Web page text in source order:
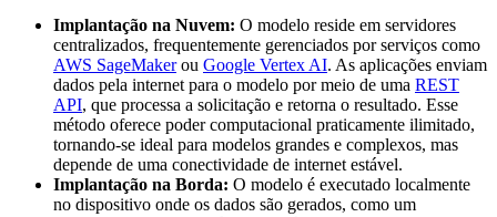
Implantação na Nuvem: O modelo reside em servidores
centralizados, frequentemente gerenciados por serviços como
AWS SageMakerou Google Vertex AI. As aplicações enviam
dados pela internet para o modelo por meio de uma REST
API, que processa a solicitação e retorna o resultado. Esse
método oferece poder computacional praticamente ilimitado,
tornando-se ideal para modelos grandes e complexos, mas
depende de uma conectividade de internet estável.
Implantação na Borda: O modelo é executado localmente
no dispositivo onde os dados são gerados, como um